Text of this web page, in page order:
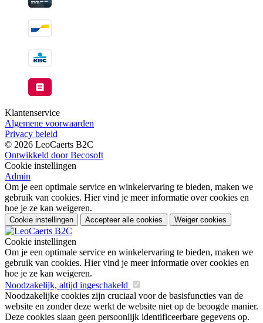
Klantenservice
Algemene voorwaarden
Privacy beleid
© 2026 LeoCaerts B2C
Ontwikkeld door Becosoft
Cookie instellingen
Admin
Om je een optimale service en winkelervaring te bieden, maken we
gebruik van cookies. Hier vind je meer informatie over cookies en
hoe je ze kan weigeren.
Cookie instellingen Accepteer alle cookies Weiger cookies
Cookie instellingen
Om je een optimale service en winkelervaring te bieden, maken we
gebruik van cookies. Hier vind je meer informatie over cookies en
hoe je ze kan weigeren.
Noodzakelijk, altijd ingeschakeld
Noodzakelijke cookies zijn cruciaal voor de basisfuncties van de
website en zonder deze werkt de website niet op de beoogde manier.
Deze cookies slaan geen persoonlijk identificeerbare gegevens op.